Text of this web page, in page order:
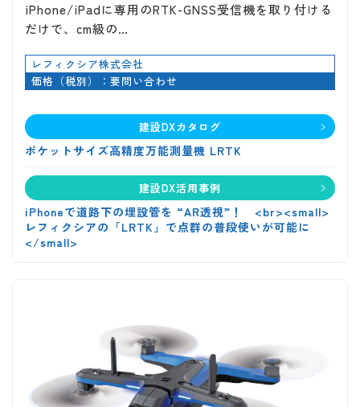
iPhone/iPadに専用のRTK-GNSS受信機を取り付ける
だけで、cm級の…
レフィクシア株式会社
価格（税別）：要問い合わせ
建設DXカタログ
ポケットサイズ高精度万能測量機 LRTK
建設DX活用事例
iPhoneで道路下の埋設管を “AR透視”！ <br><small>
レフィクシアの「LRTK」で点群の普段使いが可能に
</small>